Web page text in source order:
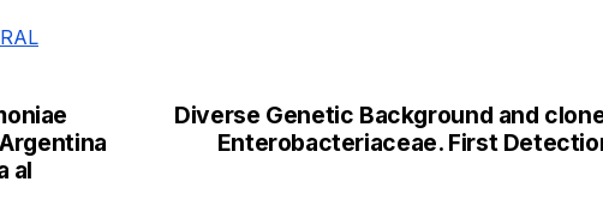
Diverse Genetic Background and
Enterobacteriaceae. First
al